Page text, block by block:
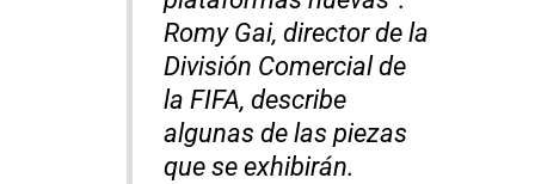
Romy Gai, director de la
División Comercial de
la FIFA, describe
algunas de las piezas
que se exhibirán.